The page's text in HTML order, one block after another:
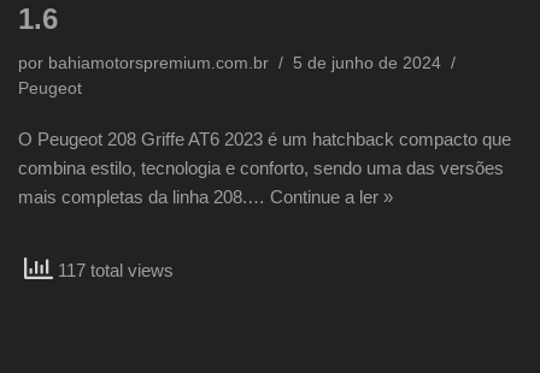
1.6
por bahiamotorspremium.com.br
5 de junho de 2024
Peugeot
O Peugeot 208 Griffe AT6 2023 é um hatchback compacto que
combina estilo, tecnologia e conforto, sendo uma das versões
mais completas da linha 208.… Continue a ler »
117 total views